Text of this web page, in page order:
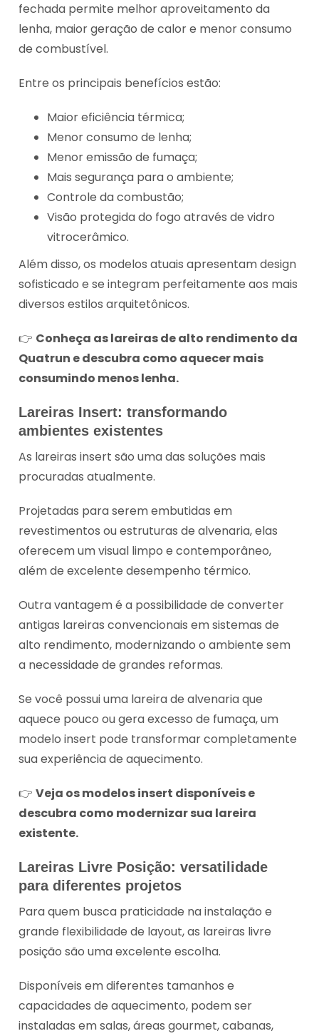
fechada permite melhor aproveitamento da
lenha, maior geração de calor e menor consumo
de combustível.
Entre os principais benefícios estão:
Maior eficiência térmica;
Menor consumo de lenha;
Menor emissão de fumaça;
Mais segurança para o ambiente;
Controle da combustão;
Visão protegida do fogo através de vidro
vitrocerâmico.
Além disso, os modelos atuais apresentam design
sofisticado e se integram perfeitamente aos mais
diversos estilos arquitetônicos.
👉 Conheça as lareiras de alto rendimento da
Quatrun e descubra como aquecer mais
consumindo menos lenha.
Lareiras Insert: transformando
ambientes existentes
As lareiras insert são uma das soluções mais
procuradas atualmente.
Projetadas para serem embutidas em
revestimentos ou estruturas de alvenaria, elas
oferecem um visual limpo e contemporâneo,
além de excelente desempenho térmico.
Outra vantagem é a possibilidade de converter
antigas lareiras convencionais em sistemas de
alto rendimento, modernizando o ambiente sem
a necessidade de grandes reformas.
Se você possui uma lareira de alvenaria que
aquece pouco ou gera excesso de fumaça, um
modelo insert pode transformar completamente
sua experiência de aquecimento.
👉Veja os modelos insert disponíveis e
descubra como modernizar sua lareira
existente.
Lareiras Livre Posição: versatilidade
para diferentes projetos
Para quem busca praticidade na instalação e
grande flexibilidade de layout, as lareiras livre
posição são uma excelente escolha.
Disponíveis em diferentes tamanhos e
capacidades de aquecimento, podem ser
instaladas em salas, áreas gourmet, cabanas,